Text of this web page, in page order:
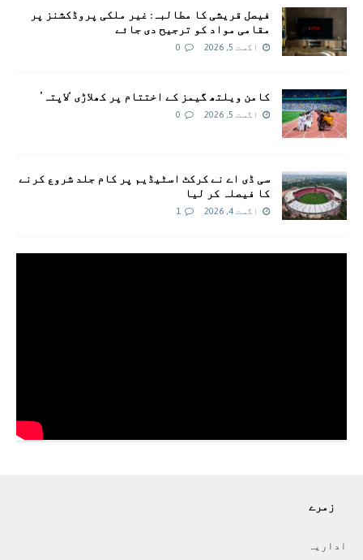
فیصل قریشی کا مطالبہ: غیر ملکی پروڈکشنز پر
مقامی مواد کو ترجیح دی جائے
اگست 5, 2026 0
کامن ویلتھ گیمز کے اختتام پر کھلاڑی ‘لاپتہ’
اگست 5, 2026 0
سی ڈی اے نے کرکٹ اسٹیڈیم پر کام جلد شروع کرنے
کا فیصلہ کر لیا
اگست 4, 2026 1
زمرے
اداريہ